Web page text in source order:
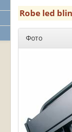
Robe led
Фото